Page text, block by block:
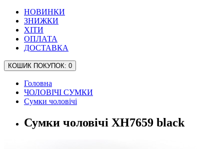
НОВИНКИ
ЗНИЖКИ
ХІТИ
ОПЛАТА
ДОСТАВКА
КОШИК ПОКУПОК: 0
Головна
ЧОЛОВІЧІ СУМКИ
Сумки чоловічі
Сумки чоловічі XH7659 black